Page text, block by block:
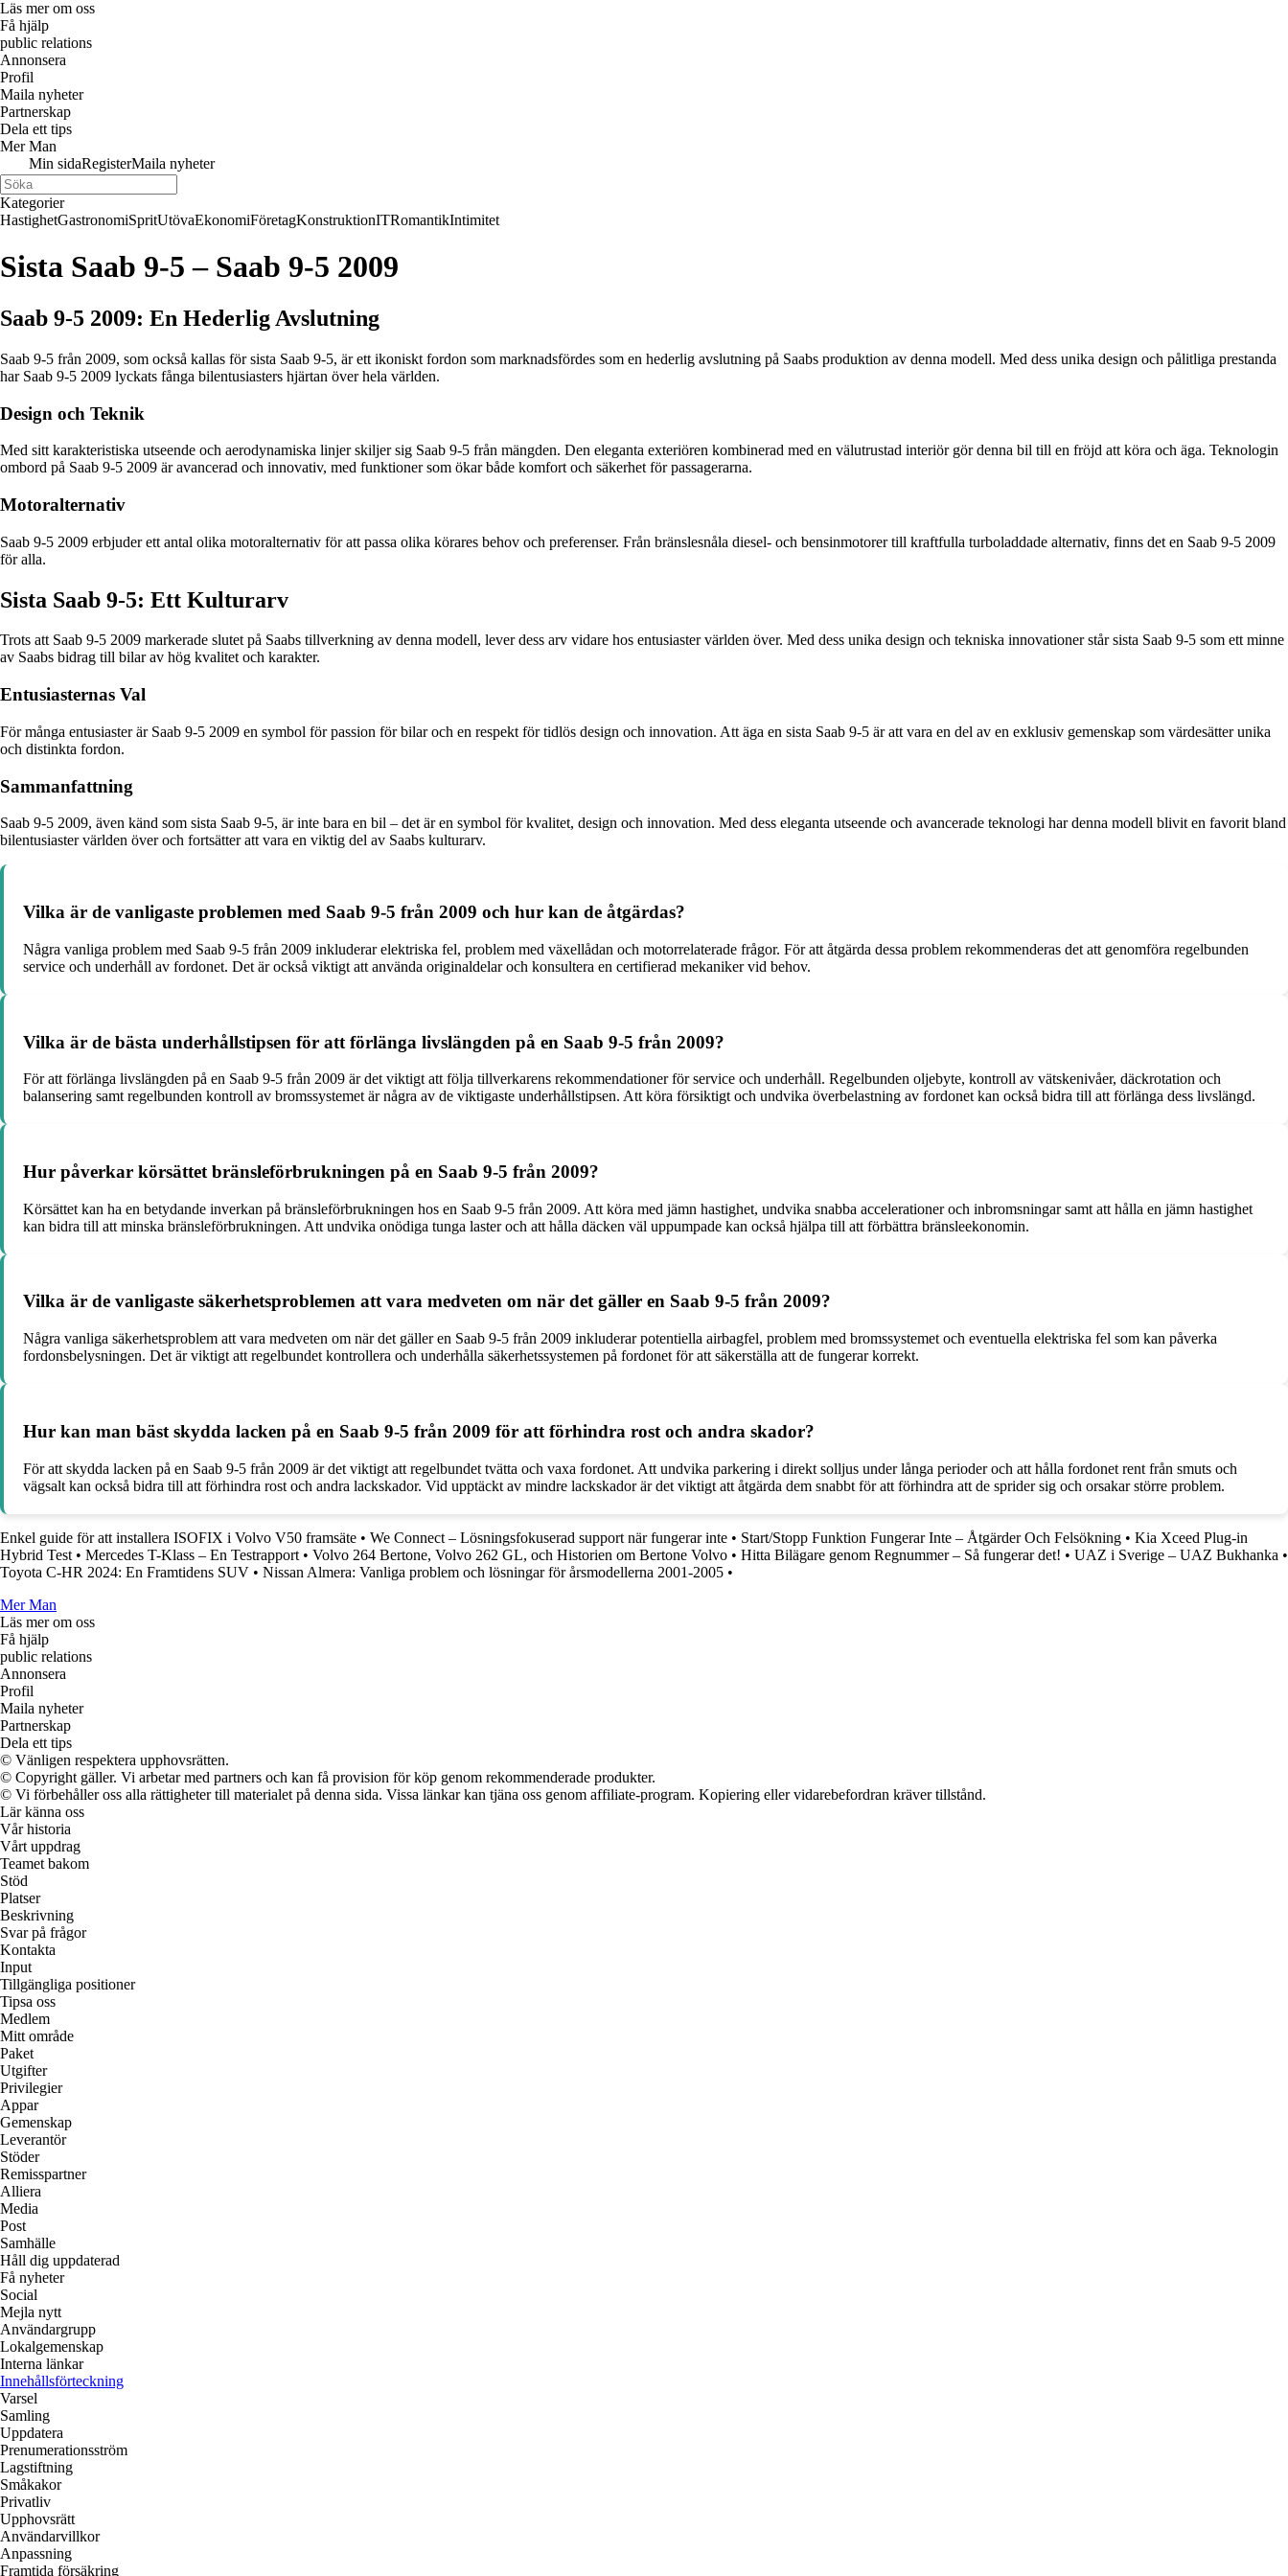
Läs mer om oss
Få hjälp
public relations
Annonsera
Profil
Maila nyheter
Partnerskap
Dela ett tips
Mer Man
Min sidaRegisterMaila nyheter
Kategorier
HastighetGastronomiSpritUtövaEkonomiFöretagKonstruktionITRomantikIntimitet
Sista Saab 9-5 – Saab 9-5 2009
Saab 9-5 2009: En Hederlig Avslutning
Saab 9-5 från 2009, som också kallas för sista Saab 9-5, är ett ikoniskt fordon som marknadsfördes som en hederlig avslutning på Saabs produktion av denna modell. Med dess unika design och pålitliga prestanda
har Saab 9-5 2009 lyckats fånga bilentusiasters hjärtan över hela världen.
Design och Teknik
Med sitt karakteristiska utseende och aerodynamiska linjer skiljer sig Saab 9-5 från mängden. Den eleganta exteriören kombinerad med en välutrustad interiör gör denna bil till en fröjd att köra och äga. Teknologin
ombord på Saab 9-5 2009 är avancerad och innovativ, med funktioner som ökar både komfort och säkerhet för passagerarna.
Motoralternativ
Saab 9-5 2009 erbjuder ett antal olika motoralternativ för att passa olika körares behov och preferenser. Från bränslesnåla diesel- och bensinmotorer till kraftfulla turboladdade alternativ, finns det en Saab 9-5 2009
för alla.
Sista Saab 9-5: Ett Kulturarv
Trots att Saab 9-5 2009 markerade slutet på Saabs tillverkning av denna modell, lever dess arv vidare hos entusiaster världen över. Med dess unika design och tekniska innovationer står sista Saab 9-5 som ett minne
av Saabs bidrag till bilar av hög kvalitet och karakter.
Entusiasternas Val
För många entusiaster är Saab 9-5 2009 en symbol för passion för bilar och en respekt för tidlös design och innovation. Att äga en sista Saab 9-5 är att vara en del av en exklusiv gemenskap som värdesätter unika
och distinkta fordon.
Sammanfattning
Saab 9-5 2009, även känd som sista Saab 9-5, är inte bara en bil – det är en symbol för kvalitet, design och innovation. Med dess eleganta utseende och avancerade teknologi har denna modell blivit en favorit bland
bilentusiaster världen över och fortsätter att vara en viktig del av Saabs kulturarv.
Vilka är de vanligaste problemen med Saab 9-5 från 2009 och hur kan de åtgärdas?
Några vanliga problem med Saab 9-5 från 2009 inkluderar elektriska fel, problem med växellådan och motorrelaterade frågor. För att åtgärda dessa problem rekommenderas det att genomföra regelbunden
service och underhåll av fordonet. Det är också viktigt att använda originaldelar och konsultera en certifierad mekaniker vid behov.
Vilka är de bästa underhållstipsen för att förlänga livslängden på en Saab 9-5 från 2009?
För att förlänga livslängden på en Saab 9-5 från 2009 är det viktigt att följa tillverkarens rekommendationer för service och underhåll. Regelbunden oljebyte, kontroll av vätskenivåer, däckrotation och
balansering samt regelbunden kontroll av bromssystemet är några av de viktigaste underhållstipsen. Att köra försiktigt och undvika överbelastning av fordonet kan också bidra till att förlänga dess livslängd.
Hur påverkar körsättet bränsleförbrukningen på en Saab 9-5 från 2009?
Körsättet kan ha en betydande inverkan på bränsleförbrukningen hos en Saab 9-5 från 2009. Att köra med jämn hastighet, undvika snabba accelerationer och inbromsningar samt att hålla en jämn hastighet
kan bidra till att minska bränsleförbrukningen. Att undvika onödiga tunga laster och att hålla däcken väl uppumpade kan också hjälpa till att förbättra bränsleekonomin.
Vilka är de vanligaste säkerhetsproblemen att vara medveten om när det gäller en Saab 9-5 från 2009?
Några vanliga säkerhetsproblem att vara medveten om när det gäller en Saab 9-5 från 2009 inkluderar potentiella airbagfel, problem med bromssystemet och eventuella elektriska fel som kan påverka
fordonsbelysningen. Det är viktigt att regelbundet kontrollera och underhålla säkerhetssystemen på fordonet för att säkerställa att de fungerar korrekt.
Hur kan man bäst skydda lacken på en Saab 9-5 från 2009 för att förhindra rost och andra skador?
För att skydda lacken på en Saab 9-5 från 2009 är det viktigt att regelbundet tvätta och vaxa fordonet. Att undvika parkering i direkt solljus under långa perioder och att hålla fordonet rent från smuts och
vägsalt kan också bidra till att förhindra rost och andra lackskador. Vid upptäckt av mindre lackskador är det viktigt att åtgärda dem snabbt för att förhindra att de sprider sig och orsakar större problem.
Enkel guide för att installera ISOFIX i Volvo V50 framsäte • We Connect – Lösningsfokuserad support när fungerar inte • Start/Stopp Funktion Fungerar Inte – Åtgärder Och Felsökning • Kia Xceed Plug-in
Hybrid Test • Mercedes T-Klass – En Testrapport • Volvo 264 Bertone, Volvo 262 GL, och Historien om Bertone Volvo • Hitta Bilägare genom Regnummer – Så fungerar det! • UAZ i Sverige – UAZ Bukhanka •
Toyota C-HR 2024: En Framtidens SUV • Nissan Almera: Vanliga problem och lösningar för årsmodellerna 2001-2005 •
Mer Man
Läs mer om oss
Få hjälp
public relations
Annonsera
Profil
Maila nyheter
Partnerskap
Dela ett tips
© Vänligen respektera upphovsrätten.
© Copyright gäller. Vi arbetar med partners och kan få provision för köp genom rekommenderade produkter.
© Vi förbehåller oss alla rättigheter till materialet på denna sida. Vissa länkar kan tjäna oss genom affiliate-program. Kopiering eller vidarebefordran kräver tillstånd.
Lär känna oss
Vår historia
Vårt uppdrag
Teamet bakom
Stöd
Platser
Beskrivning
Svar på frågor
Kontakta
Input
Tillgängliga positioner
Tipsa oss
Medlem
Mitt område
Paket
Utgifter
Privilegier
Appar
Gemenskap
Leverantör
Stöder
Remisspartner
Alliera
Media
Post
Samhälle
Håll dig uppdaterad
Få nyheter
Social
Mejla nytt
Användargrupp
Lokalgemenskap
Interna länkar
Innehållsförteckning
Varsel
Samling
Uppdatera
Prenumerationsström
Lagstiftning
Småkakor
Privatliv
Upphovsrätt
Användarvillkor
Anpassning
Framtida försäkring